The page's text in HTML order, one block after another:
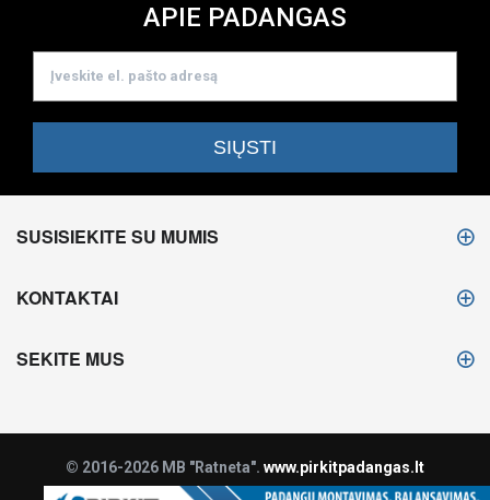
APIE PADANGAS
SUSISIEKITE SU MUMIS
KONTAKTAI
SEKITE MUS
© 2016-2026 MB "Ratneta". www.pirkitpadangas.lt